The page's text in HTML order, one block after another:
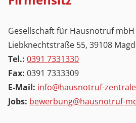
Gesellschaft für Hausnotruf mbH
Liebknechtstraße 55, 39108
Tel.: 0391 7331330
Fax: 0391 7333309
E-Mail: info@hausnotruf-
Jobs: bewerbung@hausnotruf-